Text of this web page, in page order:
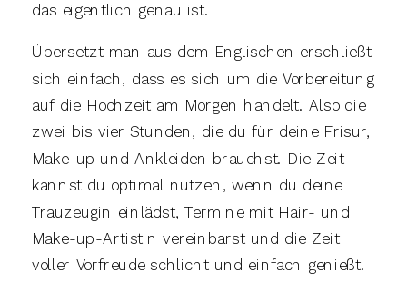
das eigentlich genau ist.
Übersetzt man aus dem Englischen erschließt
sich einfach, dass es sich um die Vorbereitung
auf die Hochzeit am Morgen handelt. Also die
zwei bis vier Stunden, die du für deine Frisur,
Make-up und Ankleiden brauchst. Die Zeit
kannst du optimal nutzen, wenn du deine
Trauzeugin einlädst, Termine mit Hair- und
Make-up-Artistin vereinbarst und die Zeit
voller Vorfreude schlicht und einfach genießt.